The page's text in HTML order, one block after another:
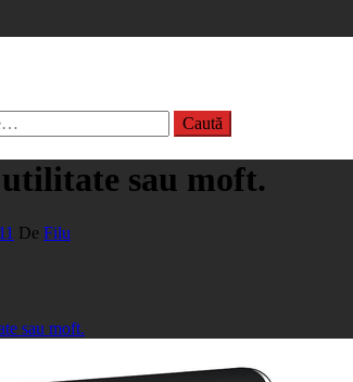
sau moft.
De Filu
sau moft.